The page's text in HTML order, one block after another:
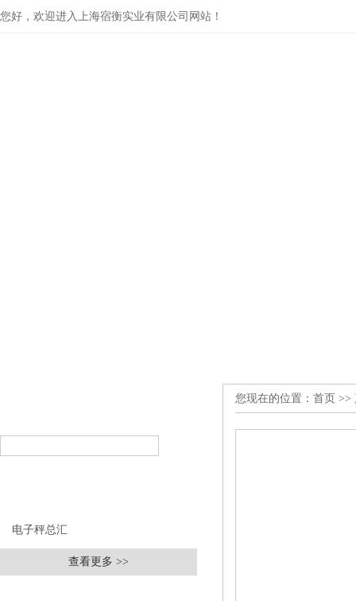
您好，欢迎进入上海宿衡实业有限公司网站！
电子秤总汇
查看更多 >>
您现在的位置： 首页 >>